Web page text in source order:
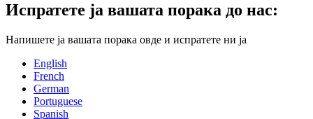
Испратете ја вашата порака до нас:
Напишете ја вашата порака овде и испратете ни ја
English
French
German
Portuguese
Spanish